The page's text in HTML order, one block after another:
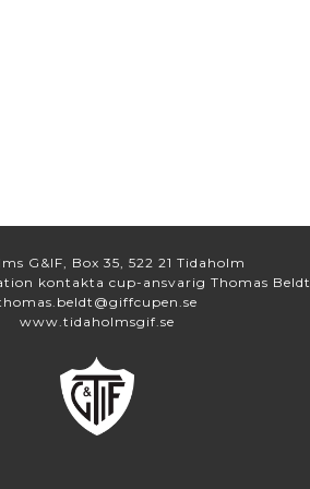
G&IF, Box 35, 522 21 Tidaholm
kontakta cup-ansvarig Thomas Beldt
www.tidaholmsgif.se